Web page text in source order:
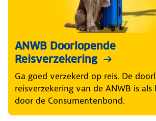
ANWB Doorlopende
Reisverzekering
Ga goed verzekerd op reis. De
reisverzekering van de ANWB is
door de Consumentenbond.